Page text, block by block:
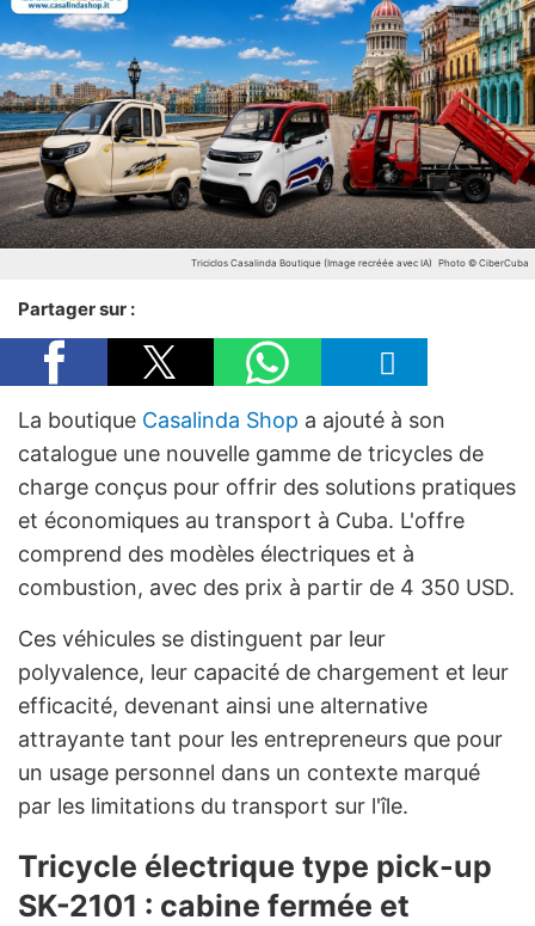
Triciclos Casalinda Boutique (Image recréée avec IA) Photo © CiberCuba
Partager sur :
La boutique Casalinda Shop a ajouté à son
catalogue une nouvelle gamme de tricycles de
charge conçus pour offrir des solutions pratiques
et économiques au transport à Cuba. L'offre
comprend des modèles électriques et à
combustion, avec des prix à partir de 4 350 USD.
Ces véhicules se distinguent par leur
polyvalence, leur capacité de chargement et leur
efficacité, devenant ainsi une alternative
attrayante tant pour les entrepreneurs que pour
un usage personnel dans un contexte marqué
par les limitations du transport sur l'île.
Tricycle électrique type pick-up
SK-2101 : cabine fermée et